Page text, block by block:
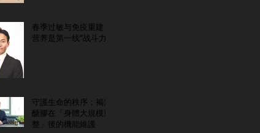
春季过敏与免疫重建：
营养是第一线“战斗力”
守護生命的秩序：褐藻
醣膠在「身體大規模重
整」後的機能維護